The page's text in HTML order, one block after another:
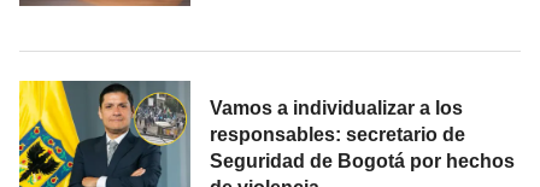
Vamos a individualizar a los
responsables: secretario de
Seguridad de Bogotá por hechos